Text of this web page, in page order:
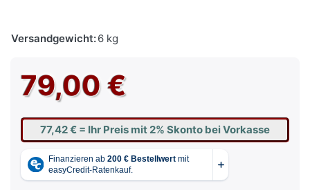
Versandgewicht:6 kg
79,00 €
77,42 € = Ihr Preis mit 2% Skonto bei Vorkasse